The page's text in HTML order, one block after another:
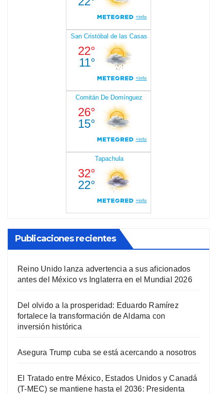
Publicaciones recientes
Reino Unido lanza advertencia a sus aficionados
antes del México vs Inglaterra en el Mundial 2026
Del olvido a la prosperidad: Eduardo Ramírez
fortalece la transformación de Aldama con
inversión histórica
Asegura Trump cuba se está acercando a nosotros
El Tratado entre México, Estados Unidos y Canadá
(T-MEC) se mantiene hasta el 2036: Presidenta